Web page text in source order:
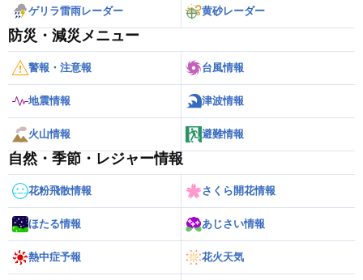
ゲリラ雷雨レーダー 黄砂レーダー
防災・減災メニュー
警報・注意報 台風情報
地震情報 津波情報
火山情報 避難情報
自然・季節・レジャー情報
花粉飛散情報 さくら開花情報
ほたる情報 あじさい情報
熱中症予報 花火天気